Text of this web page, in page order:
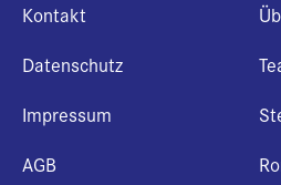
Kontakt
Datenschutz
Impressum
AGB